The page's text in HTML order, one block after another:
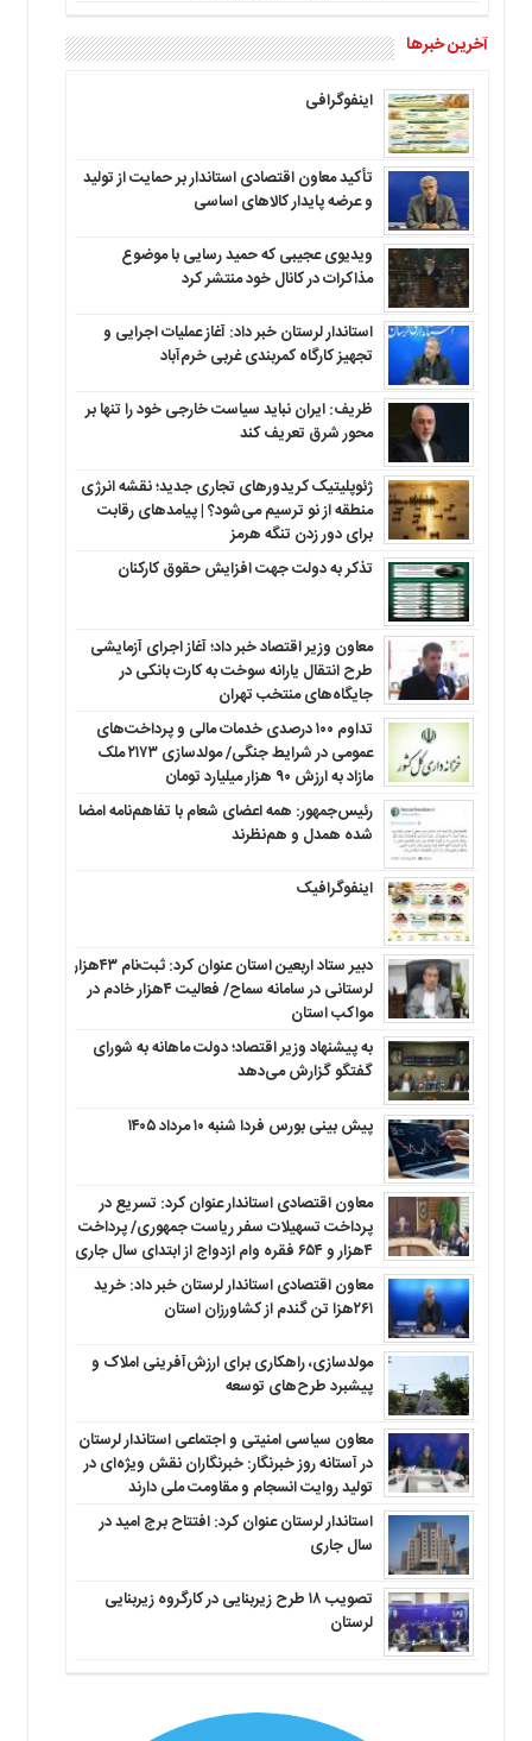
آخرین خبرها
اینفوگرافی
تأکید معاون اقتصادی استاندار بر حمایت از تولید
و عرضه پایدار کالاهای اساسی
ویدیوی عجیبی که حمید رسایی با موضوع
مذاکرات در کانال خود منتشر کرد
استاندار لرستان خبر داد: آغاز عملیات اجرایی و
تجهیز کارگاه کمربندی غربی خرم‌آباد
ظریف: ایران نباید سیاست خارجی خود را تنها بر
محور شرق تعریف کند
ژئوپلیتیک کریدورهای تجاری جدید؛ نقشه انرژی
منطقه‌ از نو ترسیم می‌شود؟ | پیامدهای رقابت
برای دور زدن تنگه هرمز
تذکر به دولت جهت افزایش حقوق کارکنان ‌
معاون وزیر اقتصاد خبر داد؛ آغاز اجرای آزمایشی
طرح انتقال یارانه سوخت به کارت بانکی در
جایگاه‌های منتخب تهران
تداوم ۱۰۰ درصدی خدمات مالی و پرداخت‌های
عمومی در شرایط جنگی/ مولدسازی ۲۱۷۳ ملک
مازاد به ارزش ۹۰ هزار میلیارد تومان
رئیس‌جمهور: همه اعضای شعام با تفاهم‌نامه امضا
شده همدل و هم‌نظرند
اینفوگرافیک
دبیر ستاد اربعین استان عنوان کرد: ثبت‌نام ۴۳هزار
لرستانی در سامانه سماح/ فعالیت ۴هزار خادم در
مواکب استان
به پیشنهاد وزیر اقتصاد؛ دولت ماهانه به شورای
گفتگو گزارش می‌دهد
پیش بینی بورس فردا شنبه ۱۰ مرداد ۱۴۰۵
معاون اقتصادی استاندار عنوان کرد: تسریع در
پرداخت تسهیلات سفر ریاست جمهوری/ پرداخت
۴هزار و ۶۵۴ فقره وام ازدواج از ابتدای سال جاری
معاون اقتصادی استاندار لرستان خبر داد: خرید
۲۶۱هزا تن گندم از کشاورزان استان
مولدسازی، راهکاری برای ارزش‌آفرینی املاک و
پیشبرد طرح‌های توسعه
معاون سیاسی امنیتی و اجتماعی استاندار لرستان
در آستانه روز خبرنگار: خبرنگاران نقش ویژه‌ای در
تولید روایت انسجام و مقاومت ملی دارند
استاندار لرستان عنوان کرد: افتتاح برج امید در
سال جاری
تصویب ۱۸ طرح زیربنایی در کارگروه زیربنایی
لرستان